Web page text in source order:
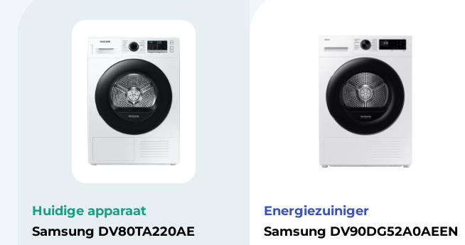
Huidige apparaat
Samsung DV80TA220AE
Energiezuiniger
Samsung DV90DG52A0AEEN